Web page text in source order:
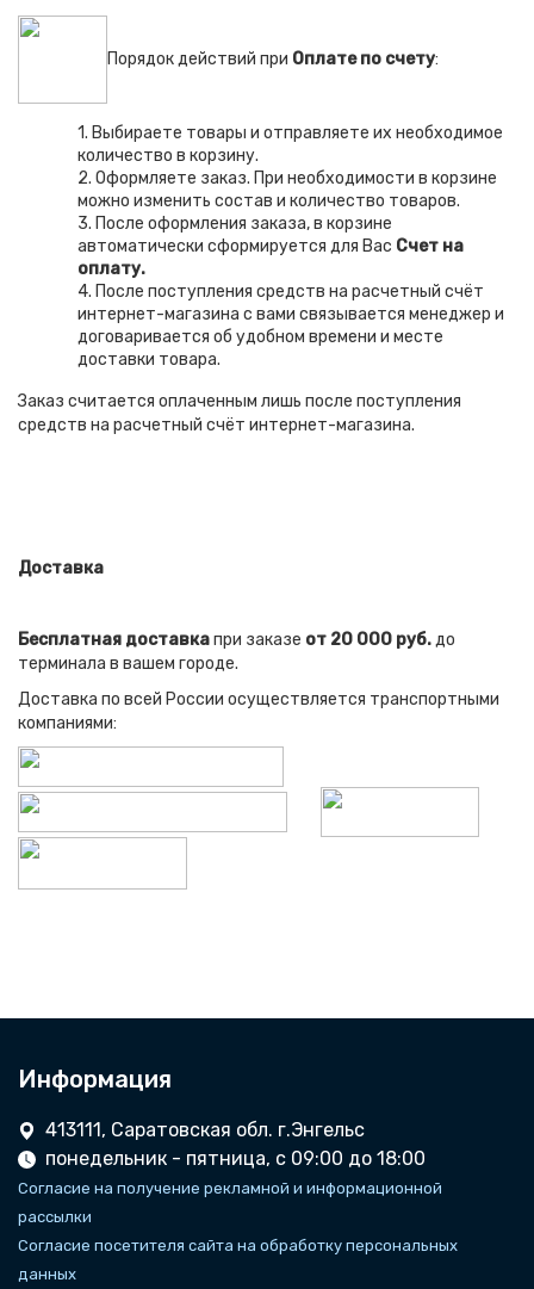
Порядок действий при Оплате по счету:
1. Выбираете товары и отправляете их необходимое
количество в корзину.
2. Оформляете заказ. При необходимости в корзине
можно изменить состав и количество товаров.
3. После оформления заказа, в корзине
автоматически сформируется для Вас Счет на
оплату.
4. После поступления средств на расчетный счёт
интернет-магазина с вами связывается менеджер и
договаривается об удобном времени и месте
доставки товара.
Заказ считается оплаченным лишь после поступления
средств на расчетный счёт интернет-магазина.
Доставка
Бесплатная доставкапри заказе от 20 000 руб.до
терминала в вашем городе.
Доставка по всей России осуществляется транспортными
компаниями:
Информация
413111, Саратовская обл. г.Энгельс
понедельник - пятница, с 09:00 до 18:00
Согласие на получение рекламной и информационной
рассылки
Согласие посетителя сайта на обработку персональных
данных